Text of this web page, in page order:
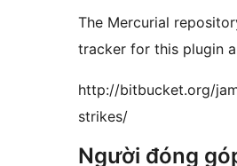
The Mercurial
tracker for this plugin
http://bitbucket.org/
strikes/
Người đóng